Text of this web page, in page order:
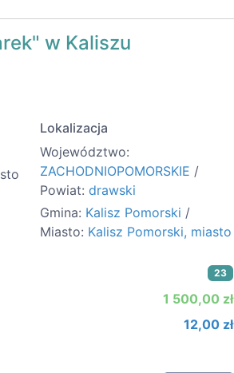
w Kaliszu
Lokalizacja
Województwo:
ZACHODNIOPOMORSKIE /
Powiat: drawski
Gmina: Kalisz Pomorski /
Miasto: Kalisz Pomorski, miasto
23
1 500,00 zł
12,00 zł